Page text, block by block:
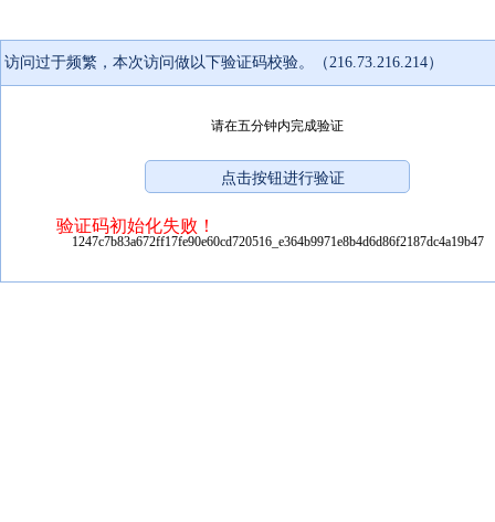
访问过于频繁，本次访问做以下验证码校验。（216.73.216.214）
请在五分钟内完成验证
验证码初始化失败！
1247c7b83a672ff17fe90e60cd720516_e364b9971e8b4d6d86f2187dc4a19b47